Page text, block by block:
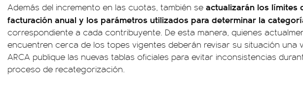
Además del incremento en las cuotas, también se actualizarán los límites
facturación anual y los parámetros utilizados para determinar la
correspondiente a cada contribuyente. De esta manera, quienes
encuentren cerca de los topes vigentes deberán revisar su situación una
ARCA publique las nuevas tablas oficiales para evitar inconsistencias
proceso de recategorización.